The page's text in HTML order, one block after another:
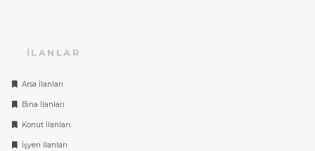
İLANLAR
Arsa İlanları
Bina İlanları
Konut İlanları
İşyeri İlanları